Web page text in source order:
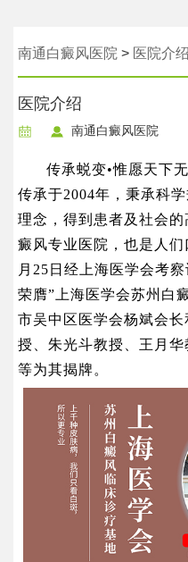
南通白癜风医院 > 医院介绍
医院介绍
南通白癜风医院
传承蜕变•惟愿天下
传承于2004年，秉承科
理念，得到患者及社会
癜风专业医院，也是人
月25日经上海医学会考
荣膺”上海医学会苏州白
市吴中区医学会杨斌会长
授、朱光斗教授、王月
等为其揭牌。